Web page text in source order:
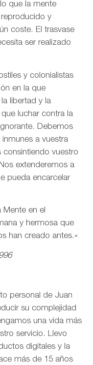
que la mente
y
coste. El trasvase
ser realizado
y colonialistas
en la que
libertad y la
luchar contra la
Debemos
inmunes a vuestra
vuestro
extenderemos a
pueda encarcelar
Mente en el
y hermosa que
han creado antes.»
personal de Juan
su complejidad
una vida más
servicio. Llevo
digitales y la
más de 15 años